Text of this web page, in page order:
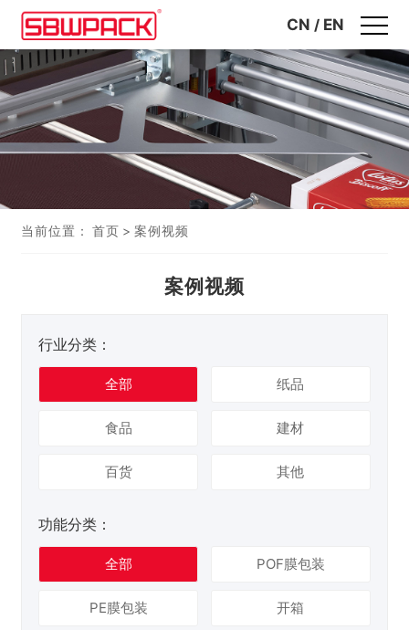
CN / EN
当前位置： 首页 > 案例视频
案例视频
行业分类：
全部 纸品
食品 建材
百货 其他
功能分类：
全部 POF膜包装
PE膜包装 开箱